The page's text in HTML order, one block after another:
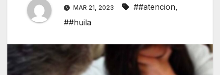
MAR 21, 2023 ##atencion,
##huila